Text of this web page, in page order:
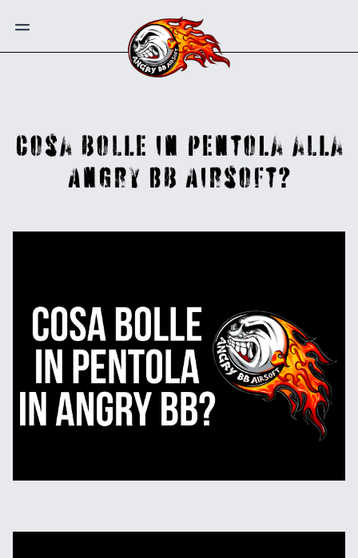
Cosa bolle in pentola alla
Angry BB Airsoft?